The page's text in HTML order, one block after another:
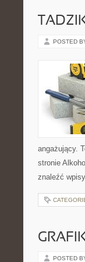
POSTED
angażujący.
stronie
znaleźć
POSTED